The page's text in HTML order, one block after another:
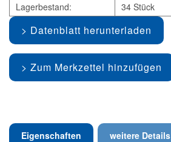
Lagerbestand:
34 Stück
Datenblatt herunterladen
Zum Merkzettel hinzufügen
Eigenschaften weitere Details